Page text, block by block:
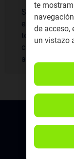
Si ya tienes
este bono con
texto 551 al
cliente web o
autorizado.
te
de acceso,
un vistazo